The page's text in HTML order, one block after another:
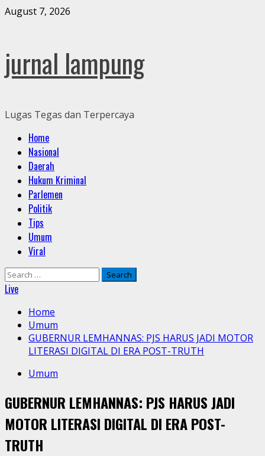
Skip
August 7, 2026
jurnal lampung
Lugas Tegas dan Terpercaya
Primary
Menu
Home
Nasional
Daerah
Hukum Kriminal
Parlemen
Politik
Tips
Umum
Viral
Search
for:
Live
Home
Umum
GUBERNUR LEMHANNAS: PJS HARUS JADI MOTOR
LITERASI DIGITAL DI ERA POST-TRUTH
Umum
GUBERNUR LEMHANNAS: PJS HARUS JADI
MOTOR LITERASI DIGITAL DI ERA POST-
TRUTH